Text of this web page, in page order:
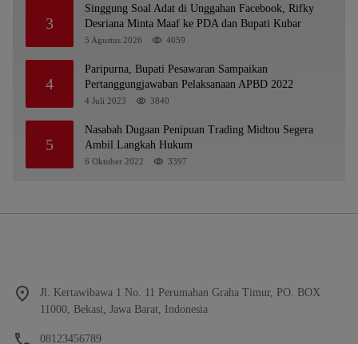
3
Singgung Soal Adat di Unggahan Facebook, Rifky
Desriana Minta Maaf ke PDA dan Bupati Kubar
5 Agustus 2026 4059
4
Paripurna, Bupati Pesawaran Sampaikan
Pertanggungjawaban Pelaksanaan APBD 2022
4 Juli 2023 3840
5
Nasabah Dugaan Penipuan Trading Midtou Segera
Ambil Langkah Hukum
6 Oktober 2022 3397
Jl. Kertawibawa 1 No. 11 Perumahan Graha Timur, PO. BOX
11000, Bekasi, Jawa Barat, Indonesia
08123456789